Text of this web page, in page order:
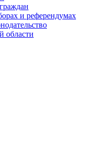
и референдумах
области